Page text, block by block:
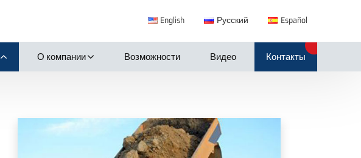
English Русский Español
О компании Возможности Видео Контакты